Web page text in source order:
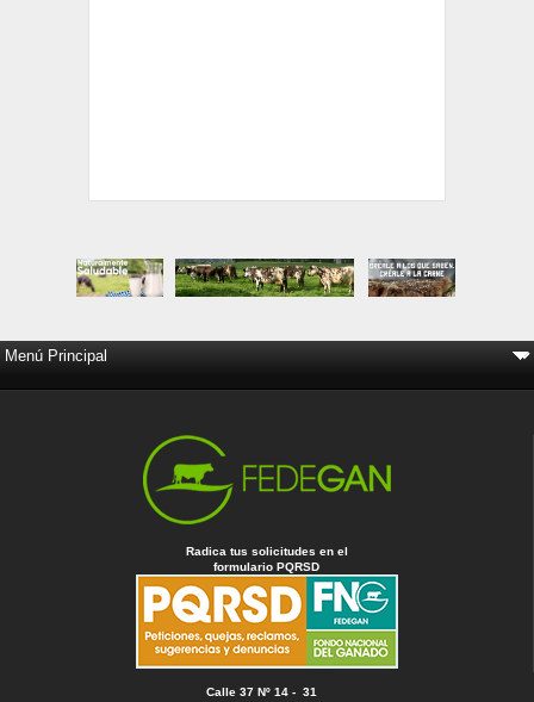
Radica tus solicitudes en el
formulario PQRSD
Calle 37 Nº 14 - 31